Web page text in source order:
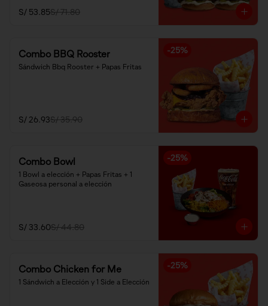
S/ 53.85S/ 71.80
-25%
Combo BBQ Rooster
Sándwich Bbq Rooster + Papas Fritas
S/ 26.93S/ 35.90
-25%
Combo Bowl
1 Bowl a elección + Papas Fritas + 1
Gaseosa personal a elección
S/ 33.60S/ 44.80
-25%
Combo Chicken for Me
1 Sándwich a Elección y 1 Side a Elección